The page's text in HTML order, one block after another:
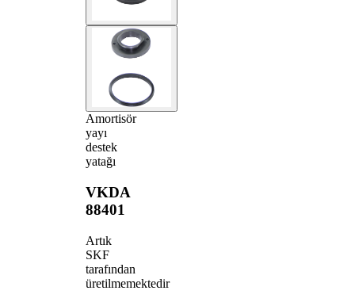
Amortisör
yayı
destek
yatağı
VKDA
88401
Artık
SKF
tarafından
üretilmemektedir